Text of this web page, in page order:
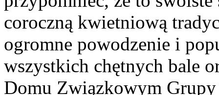
coroczną kwietniową
ogromne powodzenie i
wszystkich chętnych bale
Domu Związkowym Grupy